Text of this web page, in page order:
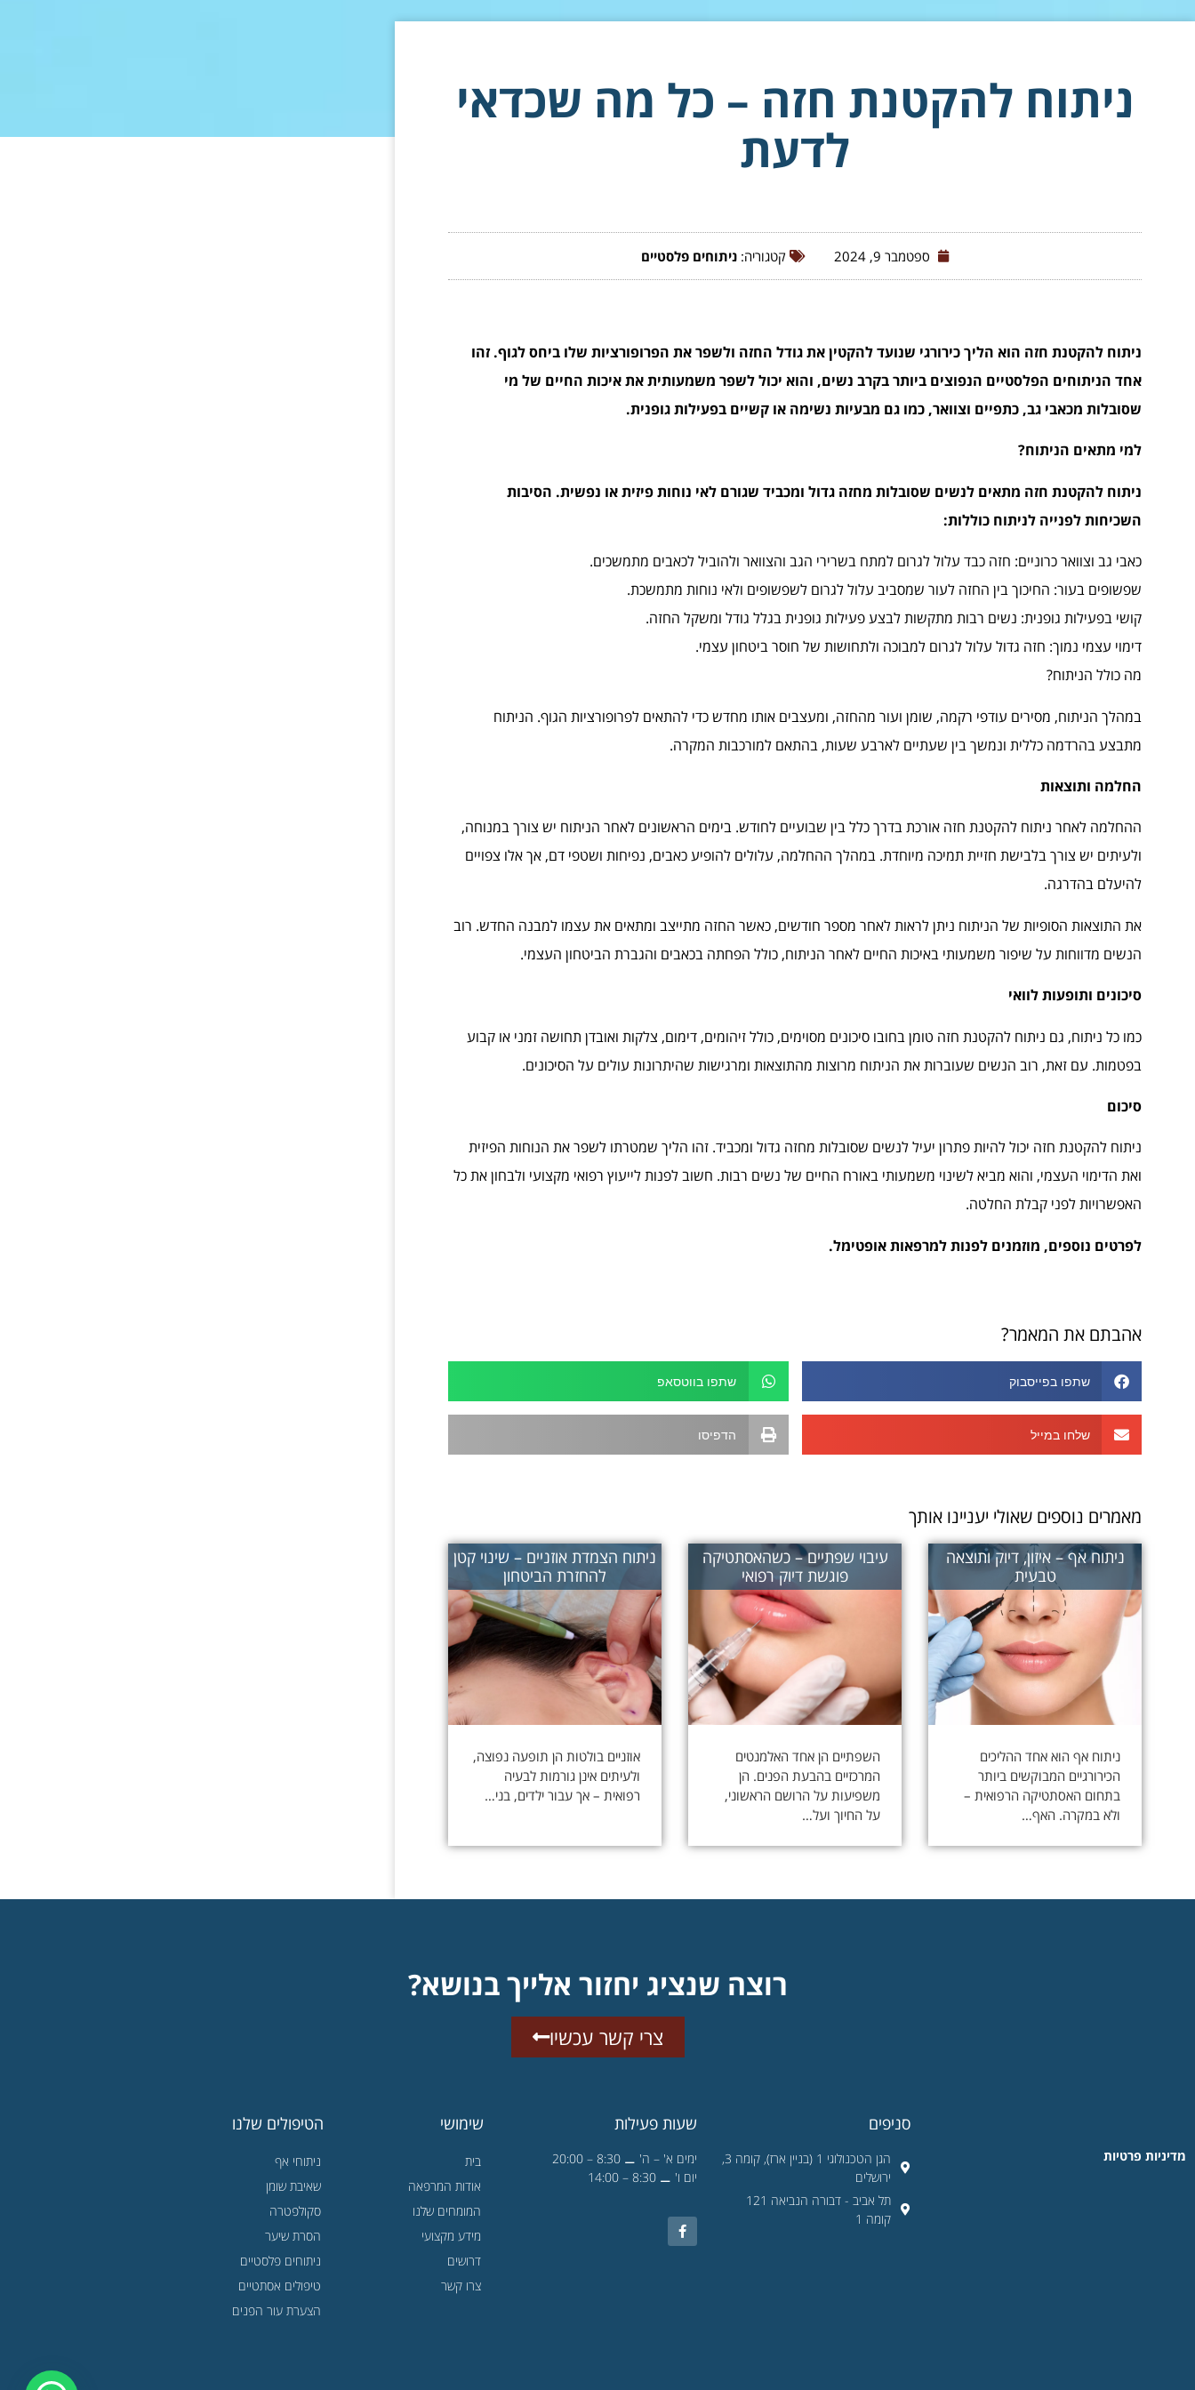
ניתוח להקטנת חזה – כל מה שכדאי
לדעת
ספטמבר 9, 2024 קטגוריה:ניתוחים פלסטיים
ניתוח להקטנת חזה הוא הליך כירורגי שנועד להקטין את גודל החזה ולשפר את הפרופורציות שלו ביחס לגוף. זהו
אחד הניתוחים הפלסטיים הנפוצים ביותר בקרב נשים, והוא יכול לשפר משמעותית את איכות החיים של מי
שסובלות מכאבי גב, כתפיים וצוואר, כמו גם מבעיות נשימה או קשיים בפעילות גופנית.
למי מתאים הניתוח?
ניתוח להקטנת חזה מתאים לנשים שסובלות מחזה גדול ומכביד שגורם לאי נוחות פיזית או נפשית. הסיבות
השכיחות לפנייה לניתוח כוללות:
כאבי גב וצוואר כרוניים: חזה כבד עלול לגרום למתח בשרירי הגב והצוואר ולהוביל לכאבים מתמשכים.
שפשופים בעור: החיכוך בין החזה לעור שמסביב עלול לגרום לשפשופים ולאי נוחות מתמשכת.
קושי בפעילות גופנית: נשים רבות מתקשות לבצע פעילות גופנית בגלל גודל ומשקל החזה.
דימוי עצמי נמוך: חזה גדול עלול לגרום למבוכה ולתחושות של חוסר ביטחון עצמי.
מה כולל הניתוח?
במהלך הניתוח, מסירים עודפי רקמה, שומן ועור מהחזה, ומעצבים אותו מחדש כדי להתאים לפרופורציות הגוף. הניתוח
מתבצע בהרדמה כללית ונמשך בין שעתיים לארבע שעות, בהתאם למורכבות המקרה.
החלמה ותוצאות
ההחלמה לאחר ניתוח להקטנת חזה אורכת בדרך כלל בין שבועיים לחודש. בימים הראשונים לאחר הניתוח יש צורך במנוחה,
ולעיתים יש צורך בלבישת חזיית תמיכה מיוחדת. במהלך ההחלמה, עלולים להופיע כאבים, נפיחות ושטפי דם, אך אלו צפויים
להיעלם בהדרגה.
את התוצאות הסופיות של הניתוח ניתן לראות לאחר מספר חודשים, כאשר החזה מתייצב ומתאים את עצמו למבנה החדש. רוב
הנשים מדווחות על שיפור משמעותי באיכות החיים לאחר הניתוח, כולל הפחתה בכאבים והגברת הביטחון העצמי.
סיכונים ותופעות לוואי
כמו כל ניתוח, גם ניתוח להקטנת חזה טומן בחובו סיכונים מסוימים, כולל זיהומים, דימום, צלקות ואובדן תחושה זמני או קבוע
בפטמות. עם זאת, רוב הנשים שעוברות את הניתוח מרוצות מהתוצאות ומרגישות שהיתרונות עולים על הסיכונים.
סיכום
ניתוח להקטנת חזה יכול להיות פתרון יעיל לנשים שסובלות מחזה גדול ומכביד. זהו הליך שמטרתו לשפר את הנוחות הפיזית
ואת הדימוי העצמי, והוא מביא לשינוי משמעותי באורח החיים של נשים רבות. חשוב לפנות לייעוץ רפואי מקצועי ולבחון את כל
האפשרויות לפני קבלת החלטה.
לפרטים נוספים, מוזמנים לפנות למרפאות אופטימל.
אהבתם את המאמר?
שתפו בפייסבוק שתפו בווטסאפ
שלחו במייל הדפיסו
מאמרים נוספים שאולי יעניינו אותך
ניתוח אף – איזון, דיוק ותוצאה
טבעית
ניתוח אף הוא אחד ההליכים
הכירורגיים המבוקשים ביותר
בתחום האסתטיקה הרפואית –
ולא במקרה. האף…
עיבוי שפתיים – כשהאסתטיקה
פוגשת דיוק רפואי
השפתיים הן אחד האלמנטים
המרכזיים בהבעת הפנים. הן
משפיעות על הרושם הראשוני,
על החיוך ועל…
ניתוח הצמדת אוזניים – שינוי קטן
להחזרת הביטחון
אוזניים בולטות הן תופעה נפוצה,
ולעיתים אינן גורמות לבעיה
רפואית – אך עבור ילדים, בני…
רוצה שנציג יחזור אלייך בנושא?
צרי קשר עכשיו
מדיניות פרטיות
סניפים
הגן הטכנולוגי 1 (בניין ארז), קומה 3,
ירושלים
תל אביב - דבורה הנביאה 121
קומה 1
שעות פעילות
ימים א' – ה' ⚊ 8:30 – 20:00
יום ו' ⚊ 8:30 – 14:00
שימושי
בית
אודות המרפאה
המומחים שלנו
מידע מקצועי
דרושים
צרו קשר
הטיפולים שלנו
ניתוחי אף
שאיבת שומן
סקולפטרה
הסרת שיער
ניתוחים פלסטיים
טיפולים אסתטיים
הצערת עור הפנים